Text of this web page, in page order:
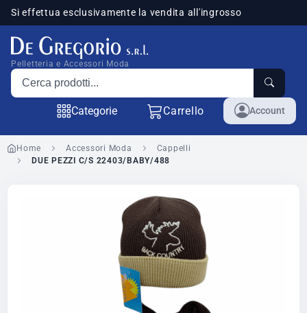
Si effettua esclusivamente la vendita all'ingrosso
Pelletteria e Accessori Moda
Cerca prodotti
Categorie Carrello Account
Home Accessori Moda
Cappelli
DUE PEZZI C/S 22403/BABY/488